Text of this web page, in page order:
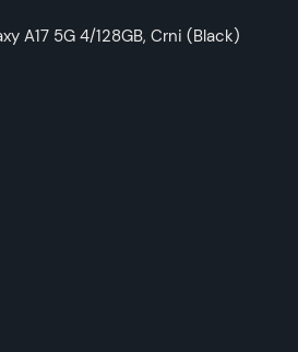
A17 5G 4/128GB, Crni (Black)